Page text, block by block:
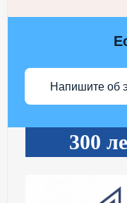
Напишите об
300